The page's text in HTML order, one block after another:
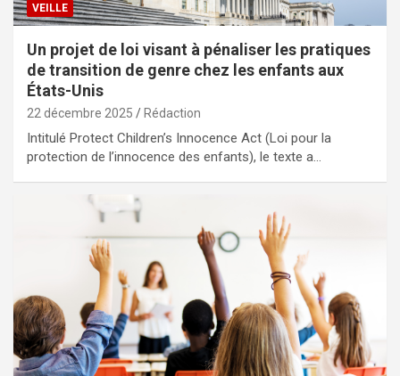
VEILLE
Un projet de loi visant à pénaliser les pratiques
de transition de genre chez les enfants aux
États-Unis
22 décembre 2025 Rédaction
Intitulé Protect Children’s Innocence Act (Loi pour la
protection de l’innocence des enfants), le texte a…